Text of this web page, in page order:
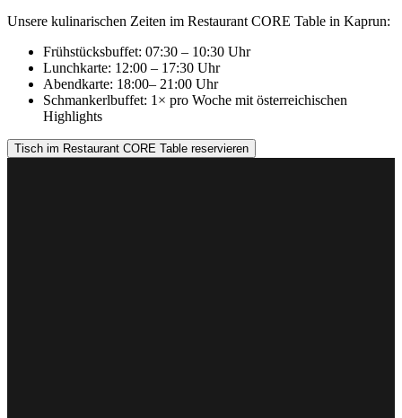
Unsere kulinarischen Zeiten im Restaurant CORE Table in Kaprun:
Frühstücksbuffet: 07:30 – 10:30 Uhr
Lunchkarte: 12:00 – 17:30 Uhr
Abendkarte: 18:00– 21:00 Uhr
Schmankerlbuffet: 1× pro Woche mit österreichischen
Highlights
Tisch im Restaurant CORE Table reservieren